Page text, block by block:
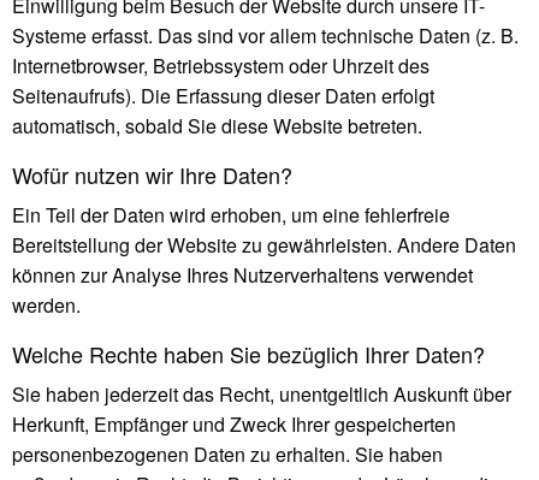
Systeme erfasst. Das sind vor allem technische Daten (z. B.
Internetbrowser, Betriebssystem oder Uhrzeit des
Seitenaufrufs). Die Erfassung dieser Daten erfolgt
automatisch, sobald Sie diese Website betreten.
Wofür nutzen wir Ihre Daten?
Ein Teil der Daten wird erhoben, um eine fehlerfreie
Bereitstellung der Website zu gewährleisten. Andere Daten
können zur Analyse Ihres Nutzerverhaltens verwendet
werden.
Welche Rechte haben Sie bezüglich Ihrer Daten?
Sie haben jederzeit das Recht, unentgeltlich Auskunft über
Herkunft, Empfänger und Zweck Ihrer gespeicherten
personenbezogenen Daten zu erhalten. Sie haben